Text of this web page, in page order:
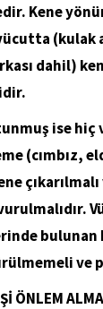
Kene
(kulak
dahil)
ise
(cımbız,
çıkarılmalı
ve
ÖNLEM